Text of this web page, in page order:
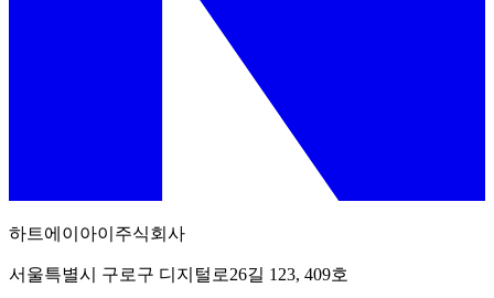
하트에이아이주식회사
서울특별시 구로구 디지털로26길 123, 409호